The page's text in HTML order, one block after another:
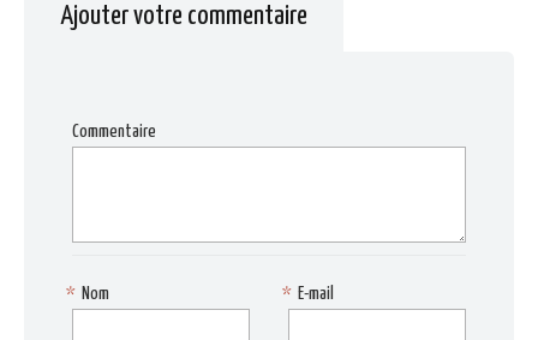
Ajouter votre commentaire
Commentaire
Nom
* E-mail
*